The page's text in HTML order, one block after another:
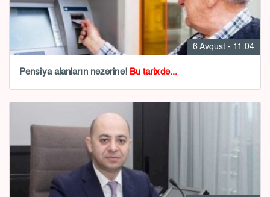
6 Avqust - 11:04
Pensiya alanların nəzərinə! Bu tarixdə...